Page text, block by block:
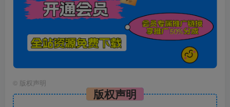
© 版权声明
版权声明